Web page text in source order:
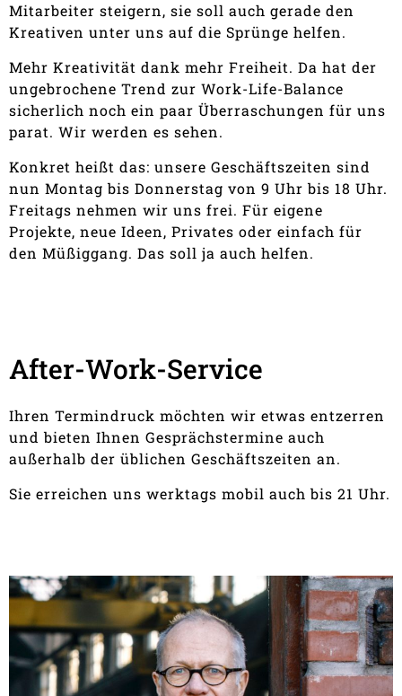
Mitarbeiter steigern, sie soll auch gerade den
Kreativen unter uns auf die Sprünge helfen.
Mehr Kreativität dank mehr Freiheit. Da hat der
ungebrochene Trend zur Work-Life-Balance
sicherlich noch ein paar Überraschungen für uns
parat. Wir werden es sehen.
Konkret heißt das: unsere Geschäftszeiten sind
nun Montag bis Donnerstag von 9 Uhr bis 18 Uhr.
Freitags nehmen wir uns frei. Für eigene
Projekte, neue Ideen, Privates oder einfach für
den Müßiggang. Das soll ja auch helfen.
After-Work-Service
Ihren Termindruck möchten wir etwas entzerren
und bieten Ihnen Gesprächstermine auch
außerhalb der üblichen Geschäftszeiten an.
Sie erreichen uns werktags mobil auch bis 21 Uhr.